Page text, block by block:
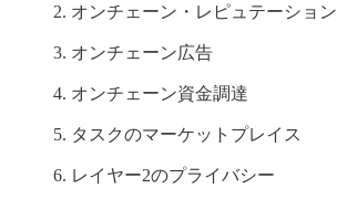
オンチェーン・レピュテーション
オンチェーン広告
オンチェーン資金調達
タスクのマーケットプレイス
レイヤー2のプライバシー